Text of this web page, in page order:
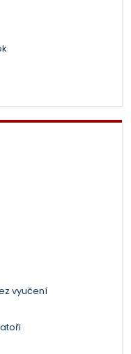
vyučení